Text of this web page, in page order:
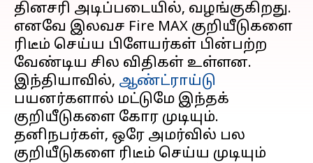
தினசரி அடிப்படையில், வழங்குகிறது.
எனவே இலவச Fire MAX குறியீடுகளை
ரிடீம் செய்ய பிளேயர்கள் பின்பற்ற
வேண்டிய சில விதிகள் உள்ளன.
இந்தியாவில், ஆண்ட்ராய்டு
பயனர்களால் மட்டுமே இந்தக்
குறியீடுகளை கோர முடியும்.
தனிநபர்கள், ஒரே அமர்வில் பல
குறியீடுகளை ரிடீம் செய்ய முடியும்